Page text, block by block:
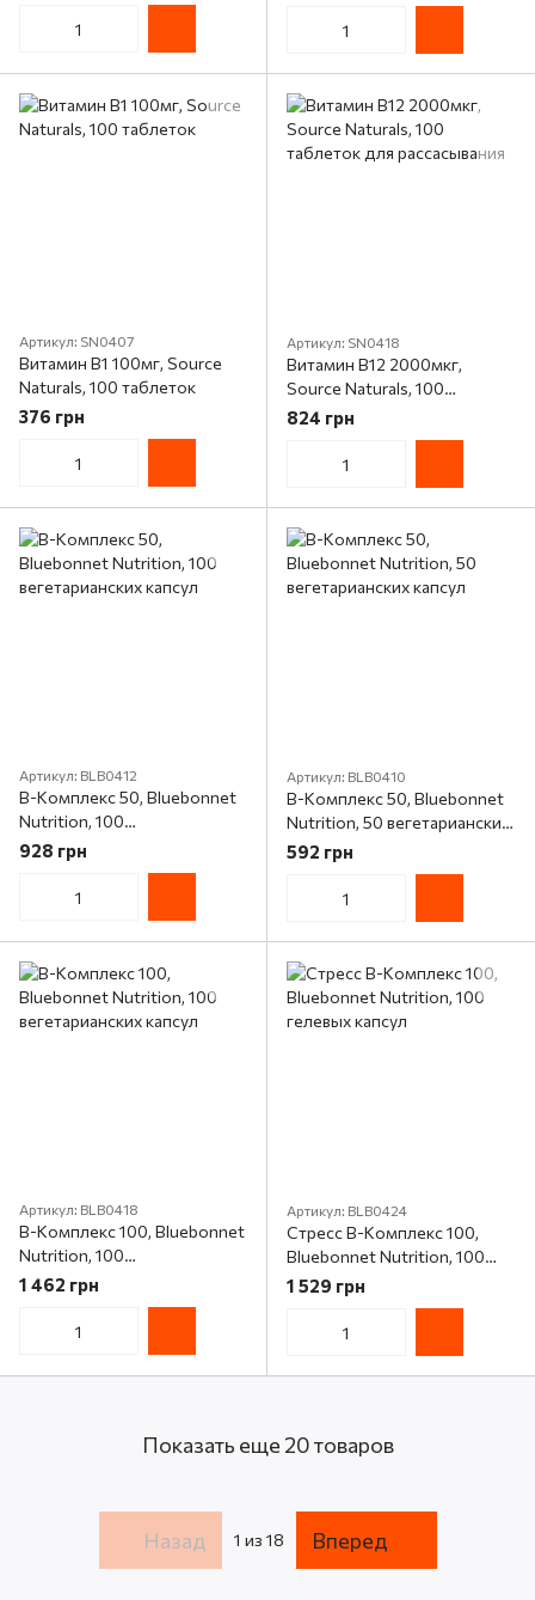
Extension, 30 таблеток
Артикул: SN0407
Витамин В1 100мг, Source
Naturals, 100 таблеток
376 грн
Артикул: SN0418
Витамин В12 2000мкг,
Source Naturals, 100
таблеток для рассасывания
824 грн
Артикул: BLB0412
В-Комплекс 50, Bluebonnet
Nutrition, 100
вегетарианских капсул
928 грн
Артикул: BLB0410
В-Комплекс 50, Bluebonnet
Nutrition, 50 вегетарианских
капсул
592 грн
Артикул: BLB0418
В-Комплекс 100, Bluebonnet
Nutrition, 100
вегетарианских капсул
1 462 грн
Артикул: BLB0424
Стресс В-Комплекс 100,
Bluebonnet Nutrition, 100
гелевых капсул
1 529 грн
Показать еще 20 товаров
Назад 1 из 18 Вперед